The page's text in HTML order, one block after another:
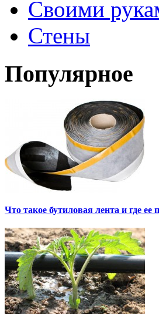
Своими
Стены
Популярное
Что такое бутиловая лента и где ее